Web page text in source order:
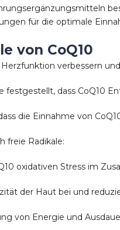
für die optimale
von CoQ10
verbessern
festgestellt, dass CoQ10
die Einnahme von
freie Radikale:
oxidativen Stress im
der Haut bei und
von Energie und